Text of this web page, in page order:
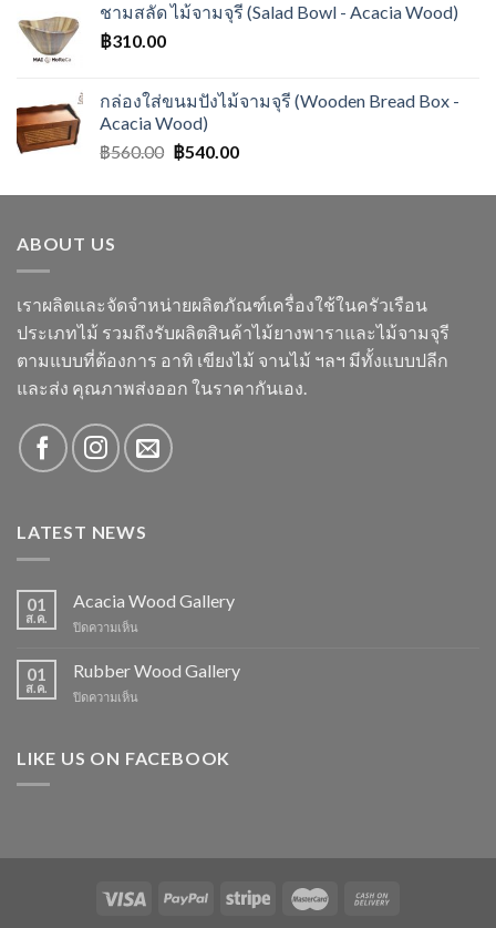
ชามสลัด ไม้จามจุรี (Salad Bowl - Acacia Wood)
฿310.00
กล่องใส่ขนมปังไม้จามจุรี (Wooden Bread Box -
Acacia Wood)
฿560.00 ฿540.00
ABOUT US
เราผลิตและจัดจำหน่ายผลิตภัณฑ์เครื่องใช้ในครัวเรือน
ประเภทไม้ รวมถึงรับผลิตสินค้าไม้ยางพาราและไม้จามจุรี
ตามแบบที่ต้องการ อาทิ เขียงไม้ จานไม้ ฯลฯ มีทั้งแบบปลีก
และส่ง คุณภาพส่งออก ในราคากันเอง.
LATEST NEWS
01
ส.ค.
Acacia Wood Gallery
ปิดความเห็น
Wood
Gallery
01
ส.ค.
Rubber Wood Gallery
ปิดความเห็น
Gallery
LIKE US ON FACEBOOK